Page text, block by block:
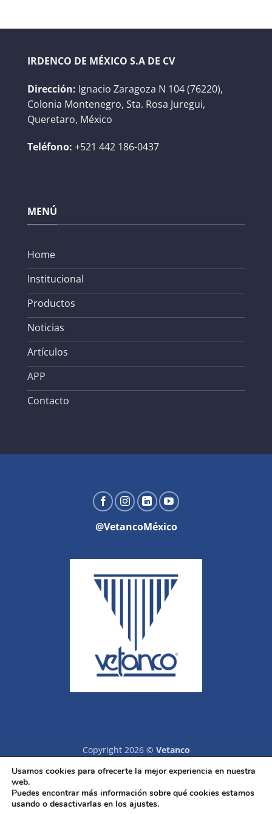
IRDENCO DE MÉXICO S.A DE CV
Dirección: Ignacio Zaragoza N 104 (76220),
Colonia Montenegro, Sta. Rosa Juregui,
Queretaro, México
Teléfono: +521 442 186-0437
MENÚ
Home
Institucional
Productos
Noticias
Artículos
APP
Contacto
@VetancoMéxico
Copyright 2026 © Vetanco
Usamos cookies para ofrecerte la mejor experiencia en nuestra
web.
Puedes encontrar más información sobre qué cookies estamos
usando o desactivarlas en los ajustes.